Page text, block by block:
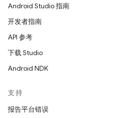
Android Studio 指南
开发者指南
API 参考
下载 Studio
Android NDK
支持
报告平台错误